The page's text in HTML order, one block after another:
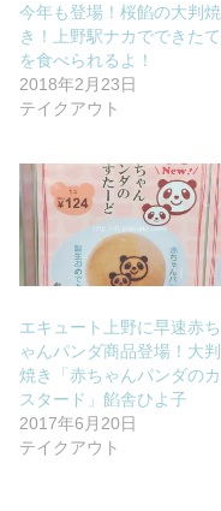
今年も登場！桜餡の大判焼
き！上野駅ナカでできたて
を食べられるよ！
2018年2月23日
テイクアウト
エキュート上野に早速赤ち
ゃんパンダ商品登場！大判
焼き「赤ちゃんパンダのカ
スタード」餡舎ひよ子
2017年6月20日
テイクアウト